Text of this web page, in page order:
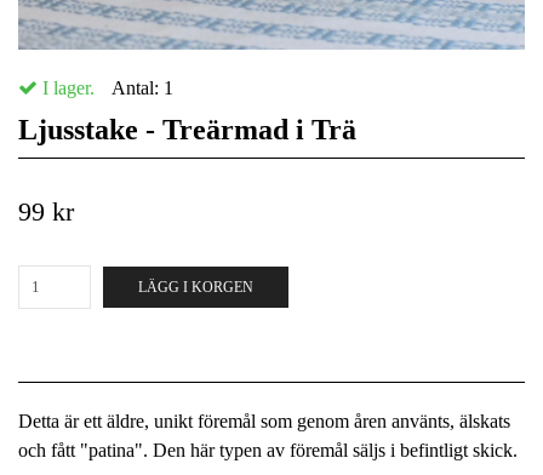
I lager. Antal: 1
Ljusstake - Treärmad i Trä
99 kr
LÄGG I KORGEN
Detta är ett äldre, unikt föremål som genom åren använts, älskats
och fått "patina". Den här typen av föremål säljs i befintligt skick.